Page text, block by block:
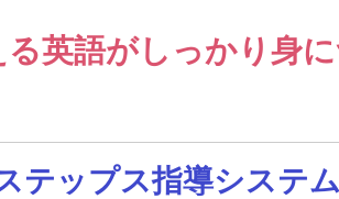
英語がしっかり身
テップス指導システ